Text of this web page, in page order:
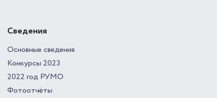
Сведения
Основные сведения
Конкурсы 2023
2022 год РУМО
Фотоотчёты